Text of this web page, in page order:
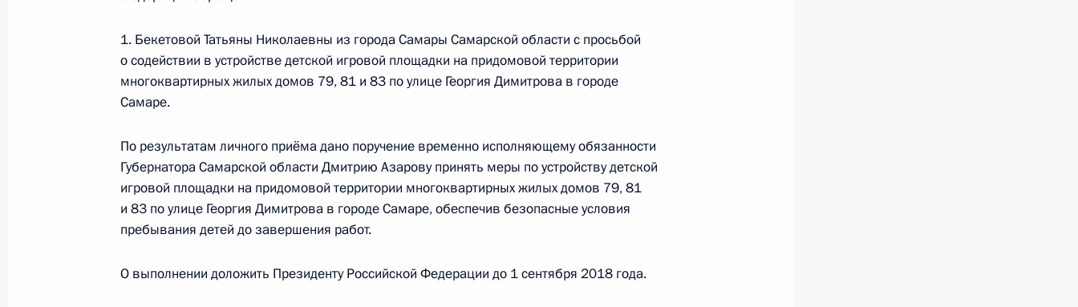
17 мая 2018 года, 19:28
в режиме видео-конференц-связи жителя Камчатского края, проведённого
по поручению Президента Российской Федерации начальником Управления
Президента Российской Федерации по общественным связям и коммуникациям
Александром Смирновым в Приёмной Президента Российской Федерации
по приёму граждан в Москве 16 марта 2017 года
1. Бекетовой Татьяны Николаевны из города Самары Самарской области с просьбой
о содействии в устройстве детской игровой площадки на придомовой территории
многоквартирных жилых домов 79, 81 и 83 по улице Георгия Димитрова в городе
Самаре.
По результатам личного приёма дано поручение временно исполняющему обязанности
Губернатора Самарской области Дмитрию Азарову принять меры по устройству детской
игровой площадки на придомовой территории многоквартирных жилых домов 79, 81
и 83 по улице Георгия Димитрова в городе Самаре, обеспечив безопасные условия
пребывания детей до завершения работ.
О выполнении доложить Президенту Российской Федерации до 1 сентября 2018 года.